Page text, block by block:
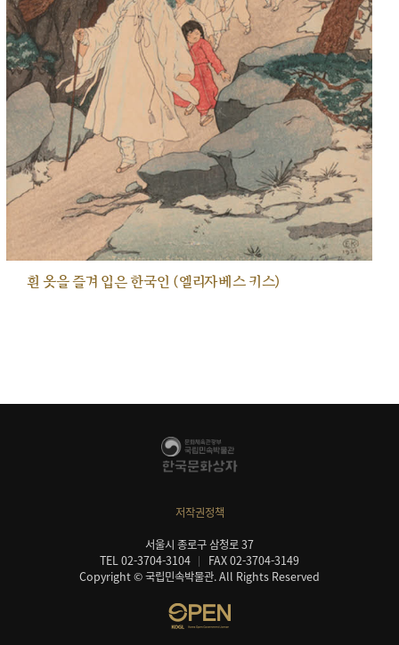
흰 옷을 즐겨 입은 한국인 (엘리자베스 키스)
저작권정책
서울시 종로구 삼청로 37
TEL 02-3704-3104
FAX 02-3704-3149
Copyright © 국립민속박물관. All Rights Reserved